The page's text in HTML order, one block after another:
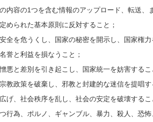
内容の1つを含む情報のアップロード、転送、
められた基本原則に反対すること；
全を危うくし、国家の秘密を開示し、国家権
誉と利益を損なうこと；
悪と差別を引き起こし、国家統一を妨害するこ
教政策を破棄し、邪教と封建的な迷信を提唱す
げ、社会秩序を乱し、社会の安定を破壊するこ
行為、ポルノ、ギャンブル、暴力、殺人、恐怖